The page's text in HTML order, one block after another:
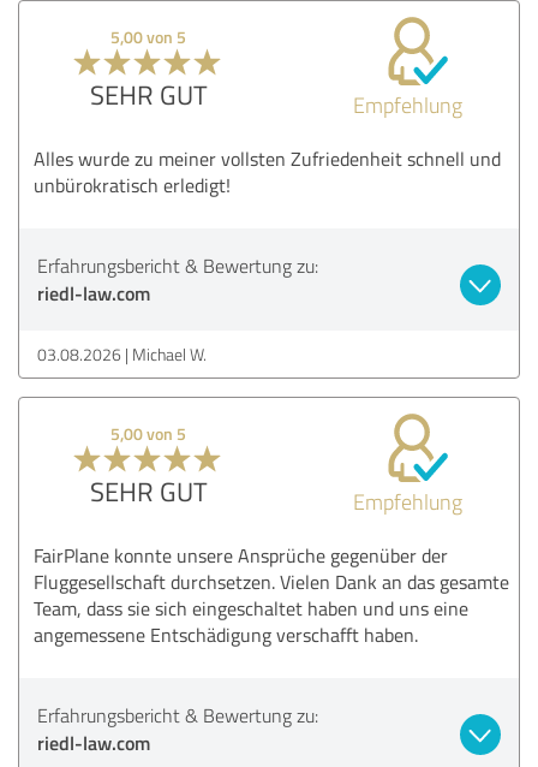
5,00 von 5
SEHR GUT Empfehlung
Alles wurde zu meiner vollsten Zufriedenheit schnell und
unbürokratisch erledigt!
Erfahrungsbericht & Bewertung zu:
riedl-law.com
03.08.2026 Michael W.
5,00 von 5
SEHR GUT Empfehlung
FairPlane konnte unsere Ansprüche gegenüber der
Fluggesellschaft durchsetzen. Vielen Dank an das gesamte
Team, dass sie sich eingeschaltet haben und uns eine
angemessene Entschädigung verschafft haben.
Erfahrungsbericht & Bewertung zu:
riedl-law.com